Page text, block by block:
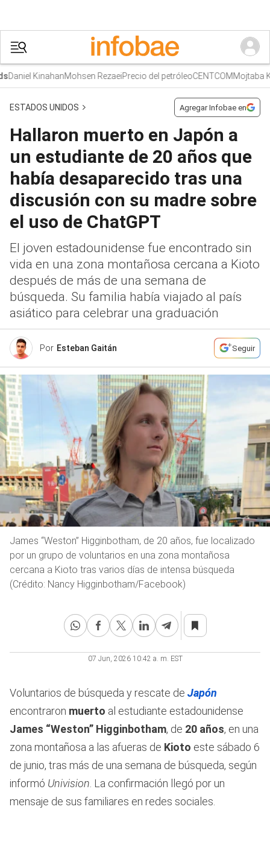
KinahanMohsen RezaeiPrecio del petróleoCENTCOMMojtaba
ESTADOS UNIDOS Agregar Infobae en
Hallaron muerto en Japón a
un estudiante de 20 años que
había desaparecido tras una
discusión con su madre sobre
el uso de ChatGPT
El joven estadounidense fue encontrado sin
vida en una zona montañosa cercana a Kioto
después de más de una semana de
búsqueda. Su familia había viajado al país
asiático para celebrar una graduación
Por Esteban Gaitán Seguir
James “Weston” Higginbotham, de 20 años, fue localizado
por un grupo de voluntarios en una zona montañosa
cercana a Kioto tras varios días de intensa búsqueda
(Crédito: Nancy Higginbotham/Facebook)
07 Jun, 2026 10:42 a. m. EST
Voluntarios de búsqueda y rescate de Japón
encontraron muerto al estudiante estadounidense
James “Weston” Higginbotham, de 20 años, en una
zona montañosa a las afueras de Kioto este sábado 6
de junio, tras más de una semana de búsqueda, según
informó Univision . La confirmación llegó por un
mensaje de sus familiares en redes sociales.